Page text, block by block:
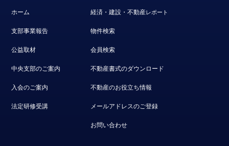
ホーム
支部事業報告
公益取材
中央支部のご案内
入会のご案内
法定研修受講
経済・建設・不動産レポート
物件検索
会員検索
不動産書式のダウンロード
不動産のお役立ち情報
メールアドレスのご登録
お問い合わせ